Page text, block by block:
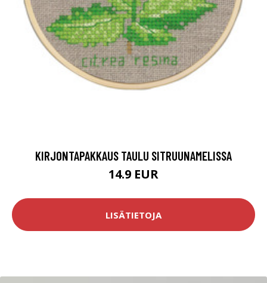
KIRJONTAPAKKAUS TAULU SITRUUNAMELISSA
14.9 EUR
LISÄTIETOJA